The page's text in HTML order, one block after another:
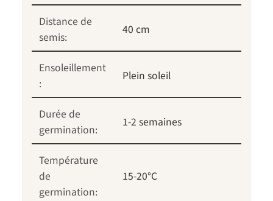
Distance de
semis:
40 cm
Ensoleillement
:
Plein soleil
Durée de
germination:
1-2 semaines
Température
de
germination:
15-20°C